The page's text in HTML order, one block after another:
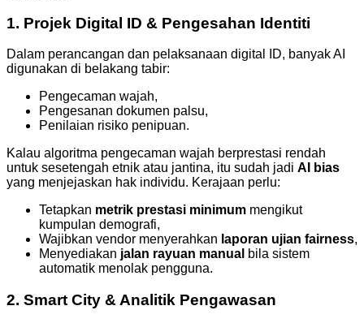
1. Projek Digital ID & Pengesahan Identiti
Dalam perancangan dan pelaksanaan digital ID, banyak AI
digunakan di belakang tabir:
Pengecaman wajah,
Pengesanan dokumen palsu,
Penilaian risiko penipuan.
Kalau algoritma pengecaman wajah berprestasi rendah
untuk sesetengah etnik atau jantina, itu sudah jadi AI bias
yang menjejaskan hak individu. Kerajaan perlu:
Tetapkan metrik prestasi minimum mengikut
kumpulan demografi,
Wajibkan vendor menyerahkan laporan ujian fairness,
Menyediakan jalan rayuan manual bila sistem
automatik menolak pengguna.
2. Smart City & Analitik Pengawasan